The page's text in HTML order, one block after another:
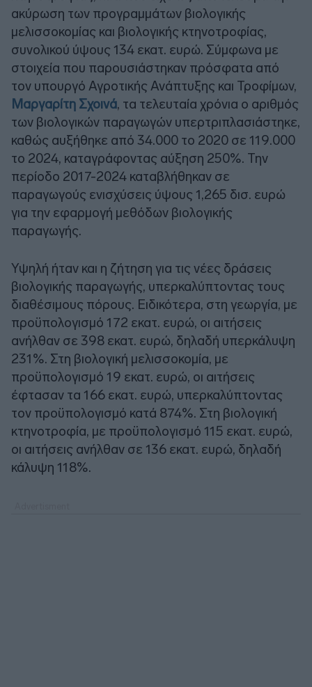
ακύρωση των προγραμμάτων βιολογικής
μελισσοκομίας και βιολογικής κτηνοτροφίας,
συνολικού ύψους 134 εκατ. ευρώ. Σύμφωνα με
στοιχεία που παρουσιάστηκαν πρόσφατα από
τον υπουργό Αγροτικής Ανάπτυξης και Τροφίμων,
Μαργαρίτη Σχοινά, τα τελευταία χρόνια ο αριθμός
των βιολογικών παραγωγών υπερτριπλασιάστηκε,
καθώς αυξήθηκε από 34.000 το 2020 σε 119.000
το 2024, καταγράφοντας αύξηση 250%. Την
περίοδο 2017-2024 καταβλήθηκαν σε
παραγωγούς ενισχύσεις ύψους 1,265 δισ. ευρώ
για την εφαρμογή μεθόδων βιολογικής
παραγωγής.
Υψηλή ήταν και η ζήτηση για τις νέες δράσεις
βιολογικής παραγωγής, υπερκαλύπτοντας τους
διαθέσιμους πόρους. Ειδικότερα, στη γεωργία, με
προϋπολογισμό 172 εκατ. ευρώ, οι αιτήσεις
ανήλθαν σε 398 εκατ. ευρώ, δηλαδή υπερκάλυψη
231%. Στη βιολογική μελισσοκομία, με
προϋπολογισμό 19 εκατ. ευρώ, οι αιτήσεις
έφτασαν τα 166 εκατ. ευρώ, υπερκαλύπτοντας
τον προϋπολογισμό κατά 874%. Στη βιολογική
κτηνοτροφία, με προϋπολογισμό 115 εκατ. ευρώ,
οι αιτήσεις ανήλθαν σε 136 εκατ. ευρώ, δηλαδή
κάλυψη 118%.